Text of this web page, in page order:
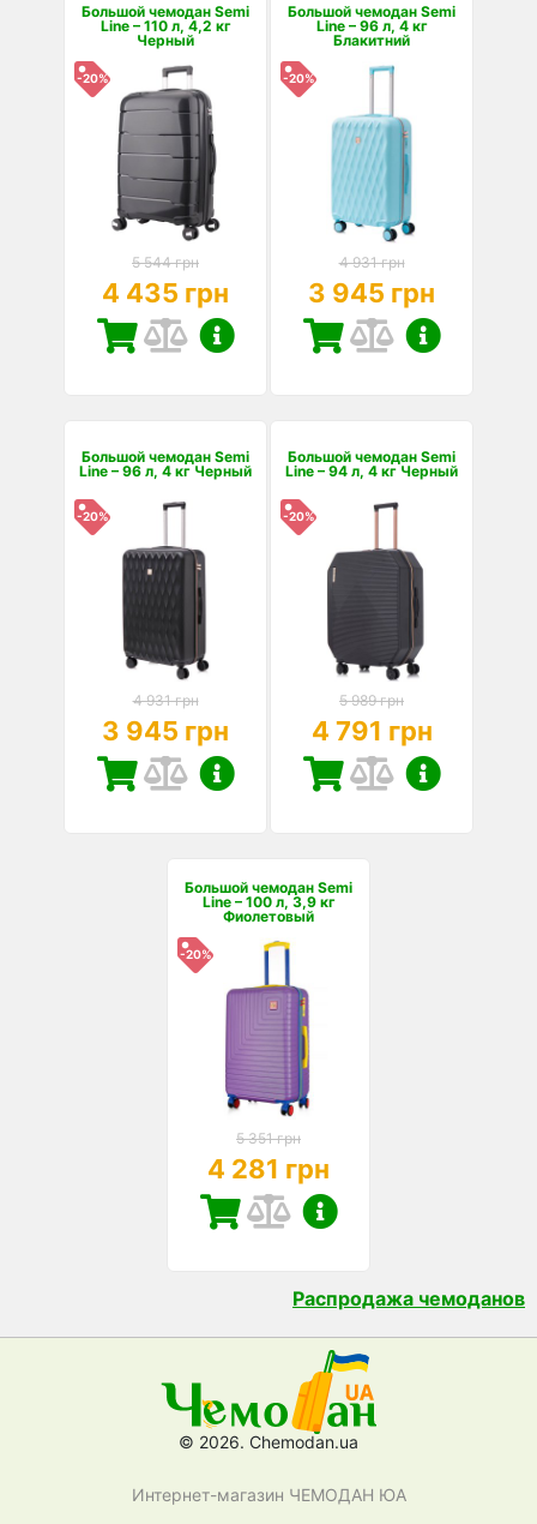
Большой чемодан Semi
Line – 110 л, 4,2 кг
Черный
-20%
5 544 грн
4 435 грн
Большой чемодан Semi
Line – 96 л, 4 кг
Блакитний
-20%
4 931 грн
3 945 грн
Большой чемодан Semi
Line – 96 л, 4 кг Черный
-20%
4 931 грн
3 945 грн
Большой чемодан Semi
Line – 94 л, 4 кг Черный
-20%
5 989 грн
4 791 грн
Большой чемодан Semi
Line – 100 л, 3,9 кг
Фиолетовый
-20%
5 351 грн
4 281 грн
Распродажа чемоданов
© 2026. Chemodan.ua
Интернет-магазин ЧЕМОДАН ЮА